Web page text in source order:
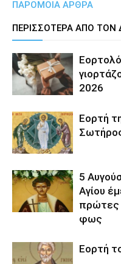
ΠΑΡΟΜΟΙΑ ΑΡΘΡΑ
ΠΕΡΙΣΣΟΤΕΡΑ ΑΠΟ ΤΟΝ
2026
Εορτή
5
Αγίου
πρώτες
φως
Εορτή